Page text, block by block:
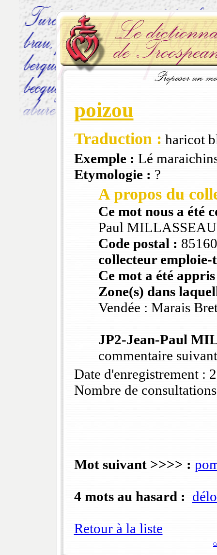
poizou
Traduction : haricot
Exemple : Lé
Etymologie : ?
A propos du
Ce mot nous a été
Paul MILLASSEAU
Code postal :
collecteur
Ce mot a été
Zone(s) dans
Vendée : Marais
JP2-Jean-Paul
commentaire
Date d'enregistrement :
Nombre de
Mot suivant >>>> :
4 mots au hasard :
Retour à la liste